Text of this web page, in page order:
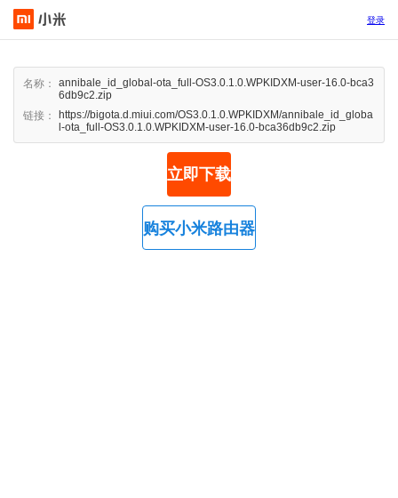
登录
名称：
annibale_id_global-ota_full-OS3.0.1.0.WPKIDXM-user-16.0-bca3
6db9c2.zip
链接：
https://bigota.d.miui.com/OS3.0.1.0.WPKIDXM/annibale_id_globa
l-ota_full-OS3.0.1.0.WPKIDXM-user-16.0-bca36db9c2.zip
立即下载
购买小米路由器